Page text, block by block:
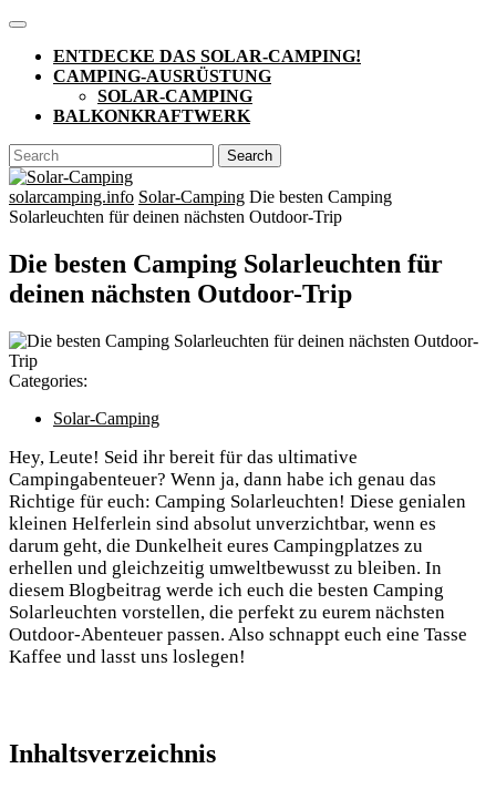
Skip
content
Open
ButtonENTDECKE DAS SOLAR-CAMPING!
CAMPING-AUSRÜSTUNG
SOLAR-CAMPING
BALKONKRAFTWERK
CLOSE
BUTTON
Search
for:
solarcamping.info Solar-Camping Die besten Camping
Solarleuchten für deinen nächsten Outdoor-Trip
Die besten Camping Solarleuchten für
deinen nächsten Outdoor-Trip
Categories:
Solar-Camping
Hey,⁣ Leute! Seid ihr bereit⁣ für das ultimative‌
Campingabenteuer? Wenn ja,​ dann habe ich genau das
Richtige für euch: Camping Solarleuchten! Diese genialen
kleinen Helferlein sind absolut unverzichtbar, wenn es
⁢darum geht,‌ die Dunkelheit eures Campingplatzes zu
erhellen und gleichzeitig umweltbewusst zu bleiben. In
diesem Blogbeitrag werde ich euch die besten Camping
Solarleuchten vorstellen,​ die perfekt zu eurem nächsten
Outdoor-Abenteuer passen. Also ⁣schnappt euch eine Tasse
Kaffee und lasst uns loslegen!
Inhaltsverzeichnis